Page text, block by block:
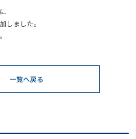
しました。
一覧へ戻る